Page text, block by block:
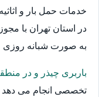
خدمات حمل بار و
در استان تهران با
به صورت شبانه روزی
باربری چیذر و در
تخصصی انجام می دهد